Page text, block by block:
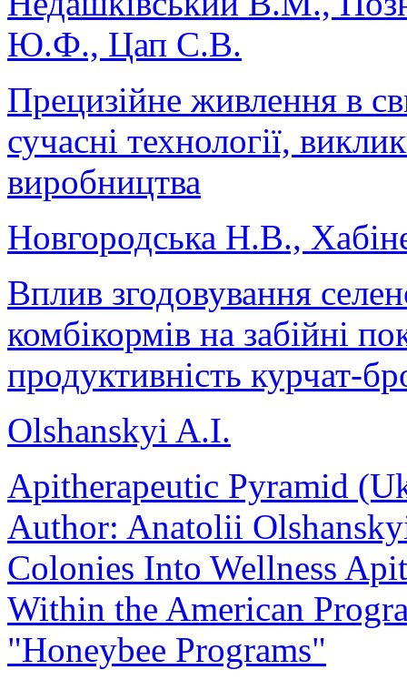
Ю.Ф., Цап С.В.
Прецизійне живлення в
сучасні технології,
виробництва
Новгородська Н.В.,
Вплив згодовування
комбікормів на забійні
продуктивність курчат-
Olshanskyi A.I.
Apitherapeutic Pyramid
Author: Anatolii
Colonies Into Wellness
Within the American
"Honeybee Programs"